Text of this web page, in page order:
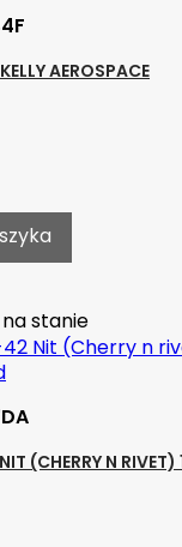
AEROSPACE
stanie
(CHERRY N